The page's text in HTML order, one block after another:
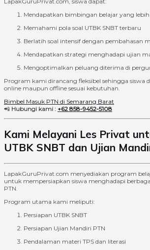
Mendapatkan bimbingan belajar yang
Memahami pola soal UTBK SNBT terbaru
Berlatih soal intensif dengan pembahasan
Mendapatkan strategi menghadapi ujian
Mengoptimalkan peluang diterima di
Program kami dirancang fleksibel sehingga siswa
online maupun offline sesuai kebutuhan.
Bimbel Masuk PTN di Semarang Barat
📲 Hubungi kami : +62 858-9452-5108
Kami Melayani Les Privat
UTBK SNBT dan Ujian
LapakGuruPrivat.com menyediakan program
untuk mempersiapkan siswa menghadapi
PTN.
Program utama kami meliputi:
Persiapan UTBK SNBT
Persiapan Ujian Mandiri PTN
Pendalaman materi TPS dan literasi